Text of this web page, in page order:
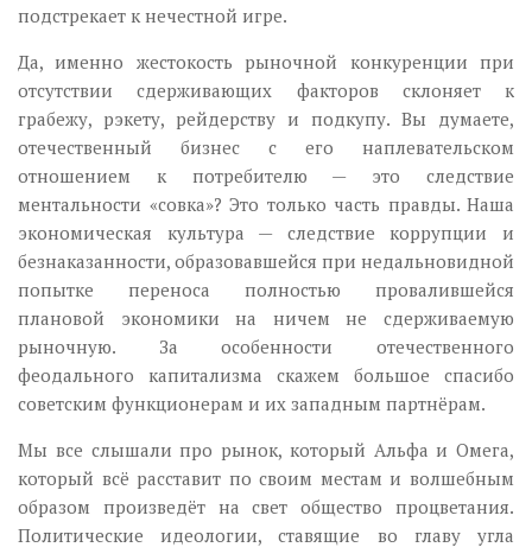
подстрекает к нечестной игре.
Да, именно жестокость рыночной конкуренции при
отсутствии сдерживающих факторов склоняет к
грабежу, рэкету, рейдерству и подкупу. Вы думаете,
отечественный бизнес с его наплевательском
отношением к потребителю — это следствие
ментальности «совка»? Это только часть правды. Наша
экономическая культура — следствие коррупции и
безнаказанности, образовавшейся при недальновидной
попытке переноса полностью провалившейся
плановой экономики на ничем не сдерживаемую
рыночную. За особенности отечественного
феодального капитализма скажем большое спасибо
советским функционерам и их западным партнёрам.
Мы все слышали про рынок, который Альфа и Омега,
который всё расставит по своим местам и волшебным
образом произведёт на свет общество процветания.
Политические идеологии, ставящие во главу угла